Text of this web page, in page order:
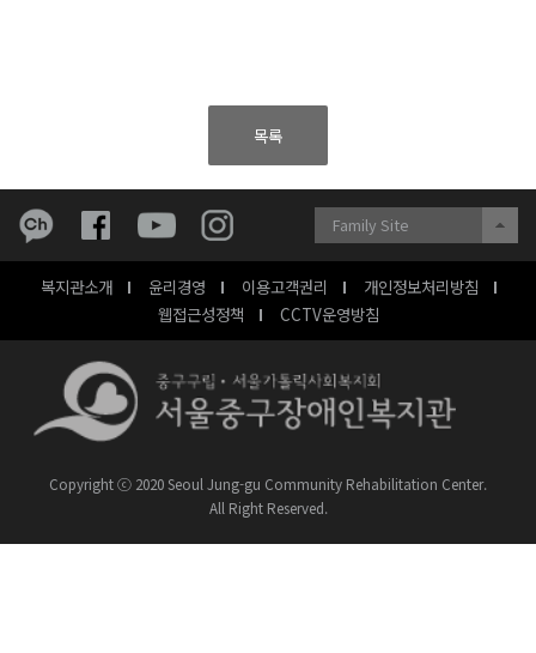
목록
복지관소개 윤리경영 이용고객권리
개인정보처리방침
웹접근성정책
CCTV운영방침
Family Site
Copyright ⓒ 2020 Seoul Jung-gu Community Rehabilitation Center.
All Right Reserved.